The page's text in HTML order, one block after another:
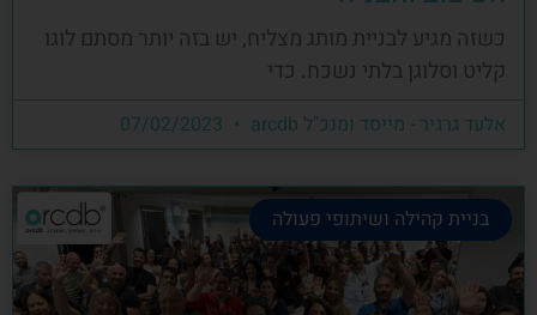
כשזה מגיע לבניית מותג מצליח, יש בזה יותר מסתם לוגו
קליט וסלוגן בלתי נשכח. כדי
אלעד גרגיר - מייסד ומנכ"ל arcdb
בניית קהילה ושיתופי פעולה